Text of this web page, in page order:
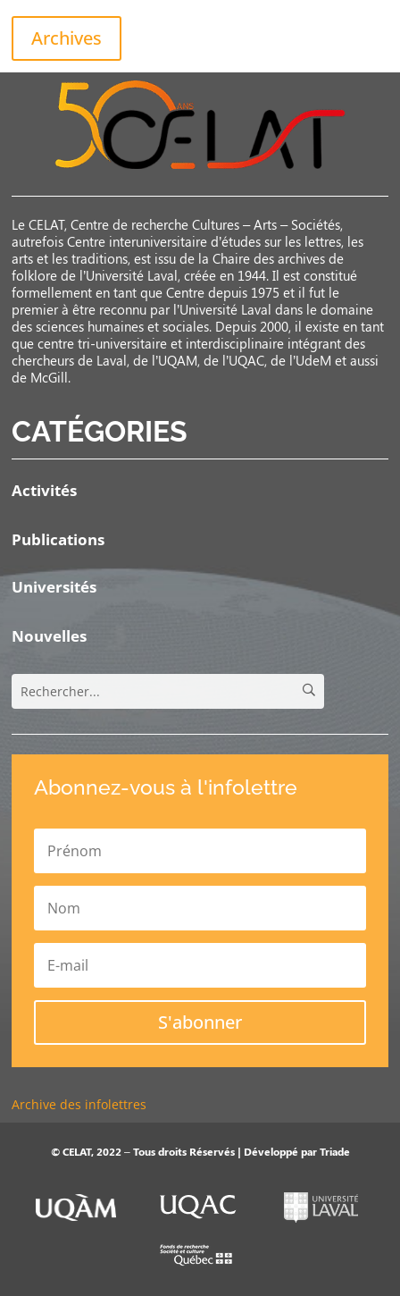
Archives
Le CELAT, Centre de recherche Cultures – Arts – Sociétés,
autrefois Centre interuniversitaire d’études sur les lettres, les
arts et les traditions, est issu de la Chaire des archives de
folklore de l’Université Laval, créée en 1944. Il est constitué
formellement en tant que Centre depuis 1975 et il fut le
premier à être reconnu par l’Université Laval dans le domaine
des sciences humaines et sociales. Depuis 2000, il existe en tant
que centre tri-universitaire et interdisciplinaire intégrant des
chercheurs de Laval, de l’UQAM, de l’UQAC, de l’UdeM et aussi
de McGill.
CATÉGORIES
Activités
Publications
Universités
Nouvelles
Abonnez-vous à l'infolettre
S'abonner
Archive des infolettres
© CELAT, 2022 – Tous droits Réservés | Développé parTriade